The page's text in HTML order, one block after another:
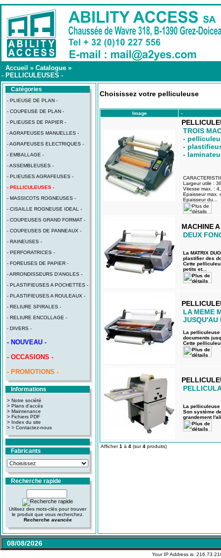
Accueil » Catalogue »
- PELLICULEUSES -
Catégories
- PLIEUSE DE PLAN -
- COUPEUSE DE PLAN -
- PLIEUSES DE PAPIER -
- AGRAFEUSES MANUELLES -
- AGRAFEUSES ELECTRIQUES -
- EMBALLAGE -
- ASSEMBLEUSES -
- PLIEUSES AGRAFEUSES -
- PELLICULEUSES -
- MASSICOTS ROGNEUSES -
- CISAILLE ROGNEUSE IDEAL -
- COUPEUSES GRAND FORMAT -
- COUPEUSES DE PANNEAUX -
- RAINEUSES -
- PERFORATRICES -
- FOREUSES DE PAPIER -
- ARRONDISSEURS D'ANGLES -
- PLASTIFIEUSES A POCHETTES -
- PLASTIFIEUSES A ROULEAUX -
- RELIURE SPIRALES -
- RELIURE ENCOLLAGE -
- DIVERS -
- NOUVEAU -
- OCCASIONS -
- PROMOTIONS -
Informations
> Notre société
> Plans d'accès
> Maintenance
> Fichiers PDF
> Index du site
> > Contactez-nous
Fabricants
Recherche rapide
Utilisez des mots-clés pour trouver
le produit que vous recherchez.
Recherche avancée
Choisissez votre pelliculeuse
Image -
TROIS
-
-
-
Largeur utile :
Vitesse max. :
Epaisseur max.
Epaisseur du...
MACHINE
DEUX
La MATRIX
plastifier des
Cette
petits et...
LA MEME
JUSQU'AU
La pelliculeuse
documents
Cette
La pelliculeuse
Son système
grandement
Afficher1 à 4 (sur4 produits)
08/08/2026
Your IP Address is: